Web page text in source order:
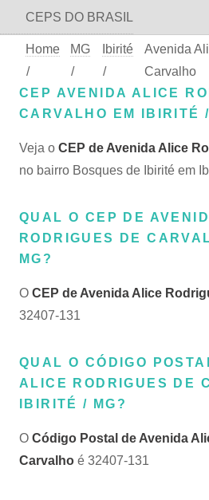
CEPS DO BRASIL
Home
/
MG
/
Ibirité
/
Avenida
Carvalho
CEP AVENIDA ALICE
CARVALHO EM IBIRITÉ
Veja o CEP de Avenida Alice
no bairro Bosques de Ibirité em
QUAL O CEP DE
RODRIGUES DE
MG?
O CEP de Avenida Alice
32407-131
QUAL O CÓDIGO
ALICE RODRIGUES DE
IBIRITÉ / MG?
O Código Postal de Avenida
Carvalho é 32407-131